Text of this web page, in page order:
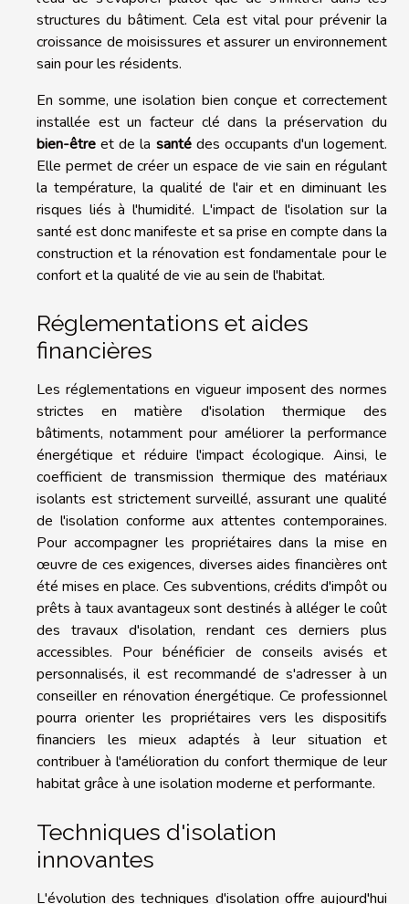
structures du bâtiment. Cela est vital pour prévenir la
croissance de moisissures et assurer un environnement
sain pour les résidents.
En somme, une isolation bien conçue et correctement
installée est un facteur clé dans la préservation du
bien-être et de la santédes occupants d'un logement.
Elle permet de créer un espace de vie sain en régulant
la température, la qualité de l'air et en diminuant les
risques liés à l'humidité. L'impact de l'isolation sur la
santé est donc manifeste et sa prise en compte dans la
construction et la rénovation est fondamentale pour le
confort et la qualité de vie au sein de l'habitat.
Réglementations et aides
financières
Les réglementations en vigueur imposent des normes
strictes en matière d'isolation thermique des
bâtiments, notamment pour améliorer la performance
énergétique et réduire l'impact écologique. Ainsi, le
coefficient de transmission thermique des matériaux
isolants est strictement surveillé, assurant une qualité
de l'isolation conforme aux attentes contemporaines.
Pour accompagner les propriétaires dans la mise en
œuvre de ces exigences, diverses aides financières ont
été mises en place. Ces subventions, crédits d'impôt ou
prêts à taux avantageux sont destinés à alléger le coût
des travaux d'isolation, rendant ces derniers plus
accessibles. Pour bénéficier de conseils avisés et
personnalisés, il est recommandé de s'adresser à un
conseiller en rénovation énergétique. Ce professionnel
pourra orienter les propriétaires vers les dispositifs
financiers les mieux adaptés à leur situation et
contribuer à l'amélioration du confort thermique de leur
habitat grâce à une isolation moderne et performante.
Techniques d'isolation
innovantes
L'évolution des techniques d'isolation offre aujourd'hui